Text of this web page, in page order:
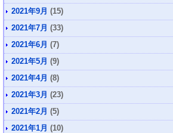
2021年9月 (15)
2021年7月 (33)
2021年6月 (7)
2021年5月 (9)
2021年4月 (8)
2021年3月 (23)
2021年2月 (5)
2021年1月 (10)